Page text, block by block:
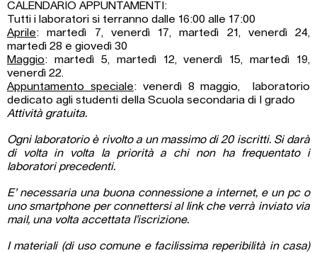
CALENDARIO APPUNTAMENTI:
Tutti i laboratori si terranno dalle 16:00 alle 17:00
Aprile: martedì 7, venerdì 17, martedì 21, venerdì 24,
martedì 28 e giovedì 30
Maggio: martedì 5, martedì 12, venerdì 15, martedì 19,
venerdì 22.
Appuntamento speciale: venerdì 8 maggio, laboratorio
dedicato agli studenti della Scuola secondaria di I grado
Attività gratuita.
Ogni laboratorio è rivolto a un massimo di 20 iscritti. Si darà
di volta in volta la priorità a chi non ha frequentato i
laboratori precedenti.
E’ necessaria una buona connessione a internet, e un pc o
uno smartphone per connettersi al link che verrà inviato via
mail, una volta accettata l’iscrizione.
I materiali (di uso comune e facilissima reperibilità in casa)